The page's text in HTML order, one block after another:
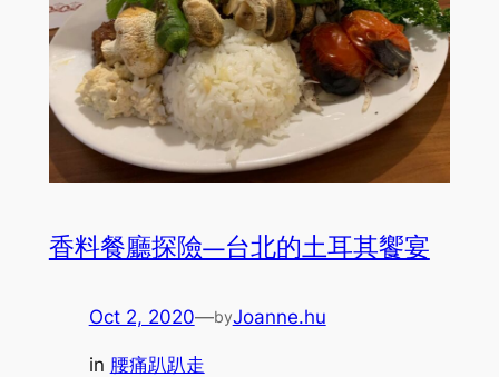
香料餐廳探險—台北的土耳其饗宴
Oct 2, 2020—byJoanne.hu
in 腰痛趴趴走